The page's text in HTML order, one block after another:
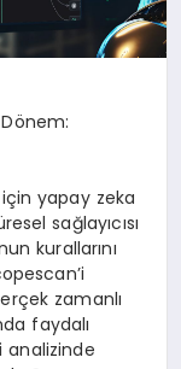
yapay zeka
sağlayıcısı
kurallarını
zamanlı
faydalı
analizinde